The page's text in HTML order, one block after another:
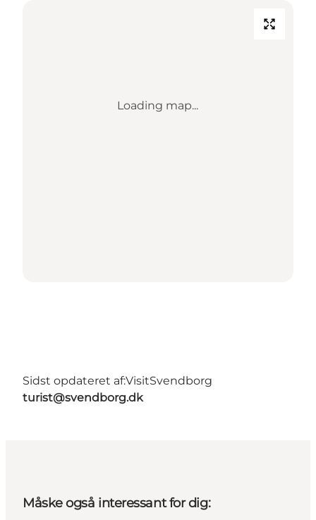
Loading map...
Sidst opdateret af:VisitSvendborg
turist@svendborg.dk
Måske også interessant for dig: